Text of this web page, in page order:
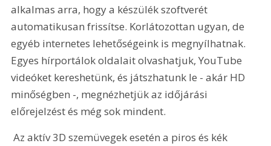
alkalmas arra, hogy a készülék szoftverét
automatikusan frissítse. Korlátozottan ugyan, de
egyéb internetes lehetőségeink is megnyílhatnak.
Egyes hírportálok oldalait olvashatjuk, YouTube
videóket kereshetünk, és játszhatunk le - akár HD
minőségben -, megnézhetjük az időjárási
előrejelzést és még sok mindent.
Az aktív 3D szemüvegek esetén a piros és kék